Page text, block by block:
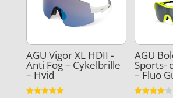
AGU Vigor XL HDII -
Anti Fog – Cykelbrille
– Hvid
AGU
Sports-
– Fluo